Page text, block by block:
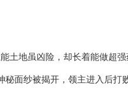
土地虽凶险，却长着能做超
面纱被揭开，领主进入后